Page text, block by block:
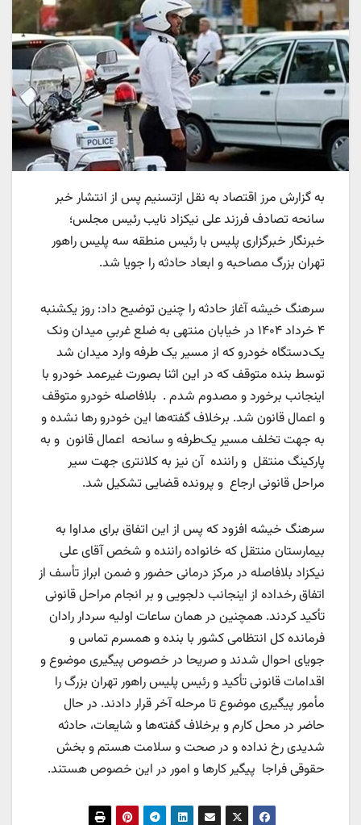
به گزارش مرز اقتصاد به نقل ازتسنیم پس از انتشار خبر
سانحه تصادف فرزند علی نیکزاد نایب رئیس مجلس؛
خبرنگار خبرگزاری پلیس با رئیس منطقه سه پلیس راهور
تهران بزرگ مصاحبه و ابعاد حادثه را جویا شد.
سرهنگ خیشه آغاز حادثه را چنین توضیح داد: روز یکشنبه
۴ خرداد ۱۴۰۴ در خیابان‌ منتهی به ضلع غربیِ میدان ونک
یک‌دستگاه خودرو که از مسیر یک طرفه وارد میدان شد
توسط بنده متوقف که در این اثنا بصورت غیرعمد خودرو با
اینجانب برخورد و مصدوم شدم . بلافاصله خودرو متوقف
و اعمال قانون شد. برخلاف گفته‌ها این خودرو رها نشده و
به جهت تخلف مسیر یک‌طرفه و سانحه اعمال قانون و به
پارکینگ منتقل و راننده آن نیز به کلانتری جهت سیر
مراحل قانونی ارجاع و پرونده قضایی تشکیل شد.
سرهنگ خیشه افزود که پس از این اتفاق برای مداوا به
بیمارستان منتقل که خانواده راننده و شخص آقای علی
نیکزاد بلافاصله در مرکز درمانی حضور و ضمن ابراز تأسف از
اتفاق رخداده از اینجانب دلجویی و بر انجام مراحل قانونی
تأکید کردند. همچنین در همان ساعات اولیه سردار رادان
فرمانده کل انتظامی کشور با بنده و همسرم تماس و
جویای احوال شدند و صریحا در خصوص پیگیری موضوع و
اقدامات قانونی تأکید و رئیس پلیس راهور تهران بزرگ را
مأمور پیگیری موضوع تا مرحله آخر قرار دادند. در حال
حاضر در محل کارم و برخلاف گفته‌ها و شایعات، حادثه
شدیدی رخ نداده و در صحت و سلامت هستم و بخش
حقوقی فراجا پیگیر کارها و امور در این خصوص هستند.